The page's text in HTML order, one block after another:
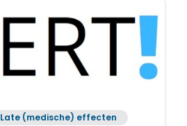
Late (medische) effecten